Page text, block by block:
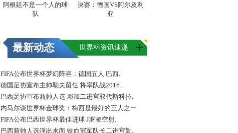
阿根廷不是一个人的球
队
决赛：德国VS阿尔及利
亚
最新动态 世界杯资讯速递
FIFA公布世界杯梦幻阵容：德国五人 巴西..
德国足协宣布主帅勒夫留任 将率队战2016..
巴西足协宣布新帅人选 邓加二进宫取代斯科拉..
内马尔谈世界杯金球奖：梅西是最好的三人之一
FIFA公布巴西世界杯最佳进球 J罗凌空射..
巴西新帅人选浮出水面 铁血冠军队长二进宫勤..